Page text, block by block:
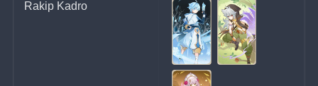
Rakip Kadro